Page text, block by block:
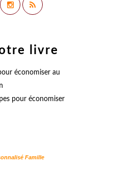
livre
pour économiser
Famille